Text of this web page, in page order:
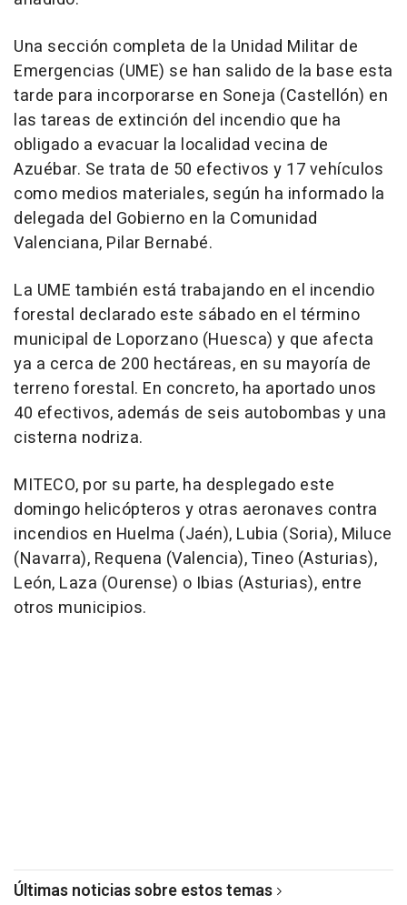
Una sección completa de la Unidad Militar de
Emergencias (UME) se han salido de la base esta
tarde para incorporarse en Soneja (Castellón) en
las tareas de extinción del incendio que ha
obligado a evacuar la localidad vecina de
Azuébar. Se trata de 50 efectivos y 17 vehículos
como medios materiales, según ha informado la
delegada del Gobierno en la Comunidad
Valenciana, Pilar Bernabé.
La UME también está trabajando en el incendio
forestal declarado este sábado en el término
municipal de Loporzano (Huesca) y que afecta
ya a cerca de 200 hectáreas, en su mayoría de
terreno forestal. En concreto, ha aportado unos
40 efectivos, además de seis autobombas y una
cisterna nodriza.
MITECO, por su parte, ha desplegado este
domingo helicópteros y otras aeronaves contra
incendios en Huelma (Jaén), Lubia (Soria), Miluce
(Navarra), Requena (Valencia), Tineo (Asturias),
León, Laza (Ourense) o Ibias (Asturias), entre
otros municipios.
Últimas noticias sobre estos temas